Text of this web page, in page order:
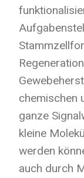
chemischen
ganze
kleine
werden
auch durch